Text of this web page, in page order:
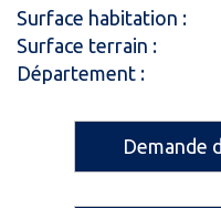
Surface habitation :
Surface terrain :
Département :
Demande